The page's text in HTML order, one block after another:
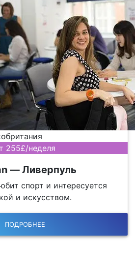
255£/неделя
— Ливерпуль
спорт и интересуется
и искусством.
ПОДРОБНЕЕ